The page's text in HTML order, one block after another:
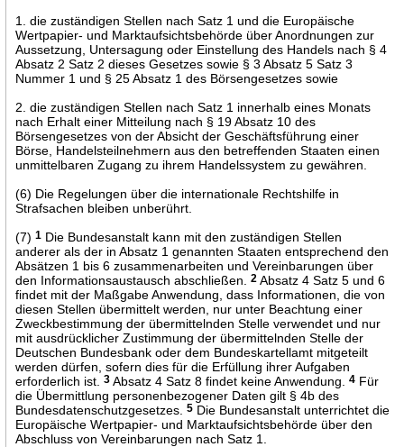
1. die zuständigen Stellen nach Satz 1 und die Europäische
Wertpapier- und Marktaufsichtsbehörde über Anordnungen zur
Aussetzung, Untersagung oder Einstellung des Handels nach § 4
Absatz 2 Satz 2 dieses Gesetzes sowie § 3 Absatz 5 Satz 3
Nummer 1 und § 25 Absatz 1 des Börsengesetzes sowie
2. die zuständigen Stellen nach Satz 1 innerhalb eines Monats
nach Erhalt einer Mitteilung nach § 19 Absatz 10 des
Börsengesetzes von der Absicht der Geschäftsführung einer
Börse, Handelsteilnehmern aus den betreffenden Staaten einen
unmittelbaren Zugang zu ihrem Handelssystem zu gewähren.
(6) Die Regelungen über die internationale Rechtshilfe in
Strafsachen bleiben unberührt.
(7)1 Die Bundesanstalt kann mit den zuständigen Stellen
anderer als der in Absatz 1 genannten Staaten entsprechend den
Absätzen 1 bis 6 zusammenarbeiten und Vereinbarungen über
den Informationsaustausch abschließen.2 Absatz 4 Satz 5 und 6
findet mit der Maßgabe Anwendung, dass Informationen, die von
diesen Stellen übermittelt werden, nur unter Beachtung einer
Zweckbestimmung der übermittelnden Stelle verwendet und nur
mit ausdrücklicher Zustimmung der übermittelnden Stelle der
Deutschen Bundesbank oder dem Bundeskartellamt mitgeteilt
werden dürfen, sofern dies für die Erfüllung ihrer Aufgaben
erforderlich ist.3 Absatz 4 Satz 8 findet keine Anwendung.4 Für
die Übermittlung personenbezogener Daten gilt § 4b des
Bundesdatenschutzgesetzes.5 Die Bundesanstalt unterrichtet die
Europäische Wertpapier- und Marktaufsichtsbehörde über den
Abschluss von Vereinbarungen nach Satz 1.